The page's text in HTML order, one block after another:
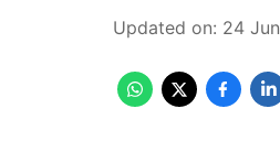
Updated on: 24